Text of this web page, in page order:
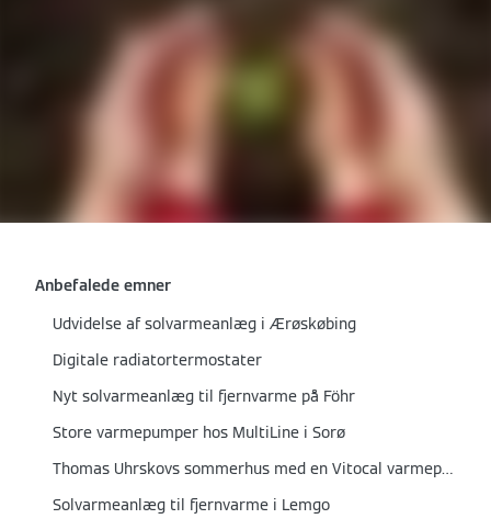
Anbefalede emner
Udvidelse af solvarmeanlæg i Ærøskøbing
Digitale radiatortermostater
Nyt solvarmeanlæg til fjernvarme på Föhr
Store varmepumper hos MultiLine i Sorø
Thomas Uhrskovs sommerhus med en Vitocal varmepumpe
Solvarmeanlæg til fjernvarme i Lemgo